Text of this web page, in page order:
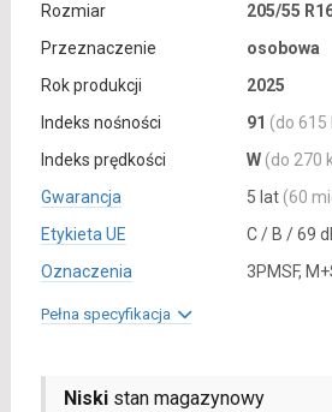
Rozmiar
205/55
Przeznaczenie
osobowa
Rok produkcji
2025
Indeks nośności
91 (do
Indeks prędkości
W (do 270
Gwarancja
5 lat (60
Etykieta UE
C / B / 69
Oznaczenia
3PMSF,
Pełna specyfikacja
Niskistan magazynowy